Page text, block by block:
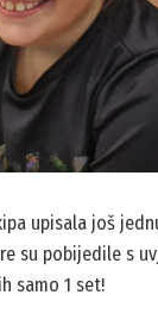
upisala još
su pobijedile s
samo 1 set!